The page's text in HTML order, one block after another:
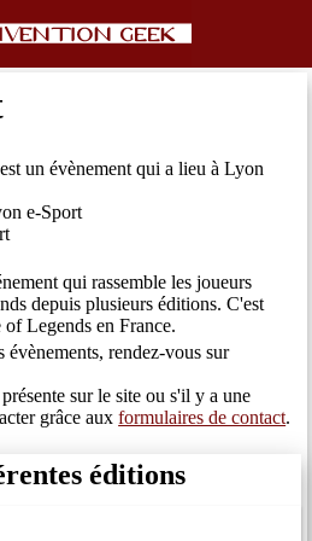
un évènement qui a lieu à Lyon
e-Sport
qui rassemble les joueurs
depuis plusieurs éditions. C'est
Legends en France.
rendez-vous sur
sur le site ou s'il y a une
grâce auxformulaires de contact.
éditions